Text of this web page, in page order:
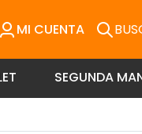
MI CUENTA
SEGUNDA